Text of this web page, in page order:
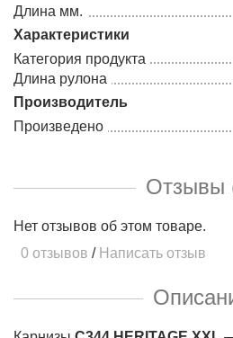
Длина мм.
Характеристики
Категория продукта
Длина рулона
Производитель
Произведено
Отзывы
Нет отзывов об этом товаре.
0 отзывов / Написать отзыв